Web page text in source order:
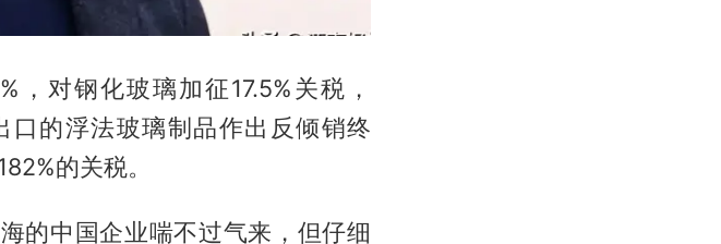
对钢化玻璃加征17.5%关税，
的浮法玻璃制品作出反倾销终
的关税。
的中国企业喘不过气来，但仔细